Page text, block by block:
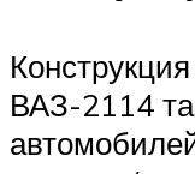
ВАЗ-2114